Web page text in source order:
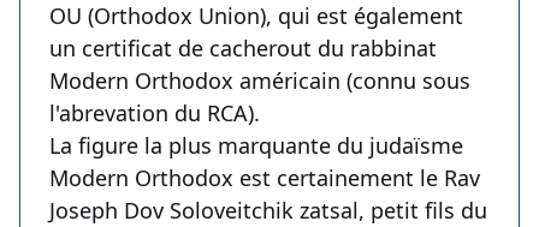
OU (Orthodox Union), qui est également
un certificat de cacherout du rabbinat
Modern Orthodox américain (connu sous
l'abrevation du RCA).
La figure la plus marquante du judaïsme
Modern Orthodox est certainement le Rav
Joseph Dov Soloveitchik zatsal, petit fils du